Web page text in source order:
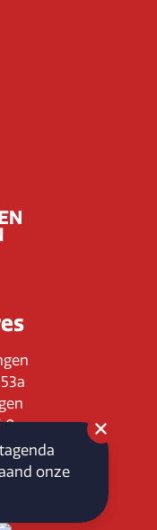
onze